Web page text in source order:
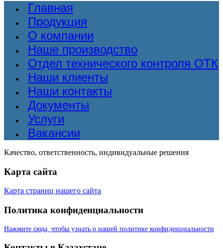
Главная
Продукция
О компании
Наше производство
Отдел технического контроля ОТК
Наши клиенты
Наши контакты
Документы
Услуги
Вакансии
Качество, ответственность, индивидуальные решения
Карта сайта
Карта страниц нашего сайта
Политика конфиденциальности
Нажмите сюда, чтобы узнать о нашей политике конфиденциальности